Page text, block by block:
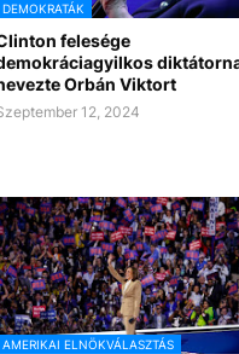
DEMOKRATÁK
felesége
Orbán Viktort
12, 2024
AMERIKAI ELNÖKVÁLASZTÁS